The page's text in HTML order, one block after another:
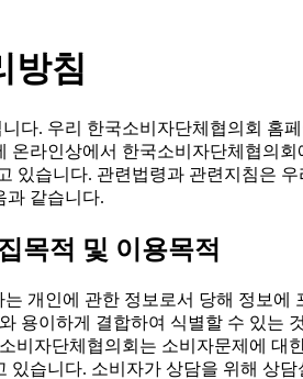
방침
다. 우리 한국소비자단체협의회 홈
온라인상에서 한국소비자단체협의
있습니다. 관련법령과 관련지침은
과 같습니다.
목적 및 이용목적
개인에 관한 정보로서 당해 정보에
용이하게 결합하여 식별할 수 있는
비자단체협의회는 소비자문제에 대
있습니다. 소비자가 상담을 위해 상